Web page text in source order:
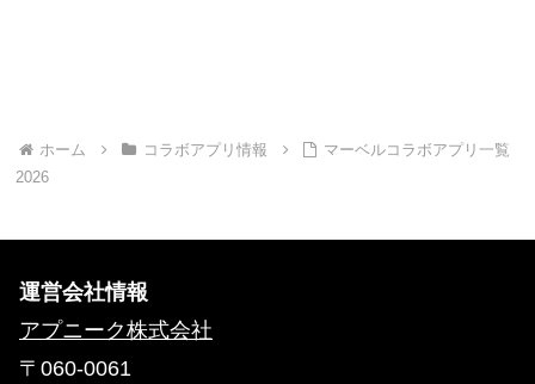
ホーム コラボアプリ情報
マーベルコラボアプリ一覧
2026
運営会社情報
アプニーク株式会社
〒060-0061